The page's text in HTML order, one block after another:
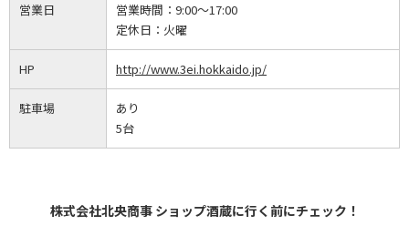
営業日 営業時間： 9:00～17:00
定休日： 火曜
HP http://www.3ei.hokkaido.jp/
駐車場
あり
5台
株式会社北央商事 ショップ酒蔵に行く前にチェック！